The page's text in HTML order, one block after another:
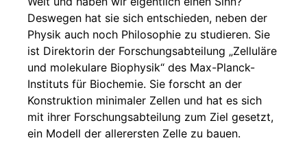
Deswegen hat sie sich entschieden, neben der
Physik auch noch Philosophie zu studieren. Sie
ist Direktorin der Forschungsabteilung „Zelluläre
und molekulare Biophysik“ des Max-Planck-
Instituts für Biochemie. Sie forscht an der
Konstruktion minimaler Zellen und hat es sich
mit ihrer Forschungsabteilung zum Ziel gesetzt,
ein Modell der allerersten Zelle zu bauen.